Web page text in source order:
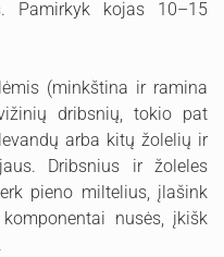
Pamirkyk kojas 10–15
(minkština ir ramina
dribsnių, tokio pat
arba kitų žolelių ir
Dribsnius ir žoleles
pieno miltelius, įlašink
nusės, įkišk